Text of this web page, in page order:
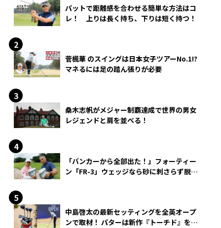
パットで距離感を合わせる簡単な方法はコ
レ！ 上りは長く持ち、下りは短く持つ！
菅楓華 のスイングは日本女子ツアーNo.1!?
マネるには足の踏ん張りが必要
桑木志帆がメジャー制覇達成で世界の男女
レジェンドと肩を並べる！
「バンカーから全部出た！」フォーティー
ン「FR-3」ウェッジなら砂に刺さらず脱出
中島啓太の最新セッティングを全英オープ
ンで取材！ パターは新作『トーチド』を投